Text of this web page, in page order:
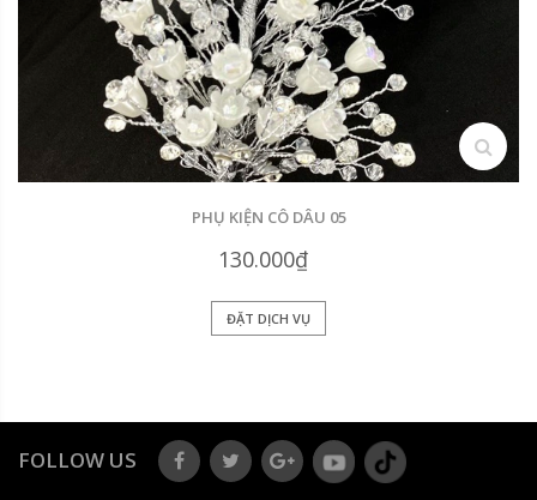
search
PHỤ KIỆN CÔ DÂU 05
130.000₫
ĐẶT DỊCH VỤ
FOLLOW US